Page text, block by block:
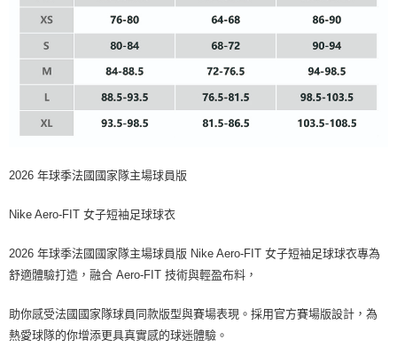
2026 年球季法國國家隊主場球員版
Nike Aero-FIT 女子短袖足球球衣
2026 年球季法國國家隊主場球員版 Nike Aero-FIT 女子短袖足球球衣專為
舒適體驗打造，融合 Aero-FIT 技術與輕盈布料，
助你感受法國國家隊球員同款版型與賽場表現。採用官方賽場版設計，為
熱愛球隊的你增添更具真實感的球迷體驗。